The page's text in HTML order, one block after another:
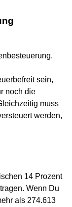
sein,
noch die
muss
werden,
14 Prozent
Wenn Du
als 274.613